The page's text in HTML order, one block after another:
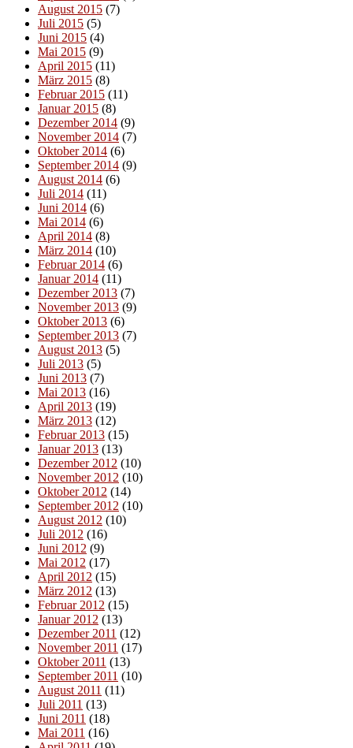
August 2015 (7)
Juli 2015 (5)
Juni 2015 (4)
Mai 2015 (9)
April 2015 (11)
März 2015 (8)
Februar 2015 (11)
Januar 2015 (8)
Dezember 2014 (9)
November 2014 (7)
Oktober 2014 (6)
September 2014 (9)
August 2014 (6)
Juli 2014 (11)
Juni 2014 (6)
Mai 2014 (6)
April 2014 (8)
März 2014 (10)
Februar 2014 (6)
Januar 2014 (11)
Dezember 2013 (7)
November 2013 (9)
Oktober 2013 (6)
September 2013 (7)
August 2013 (5)
Juli 2013 (5)
Juni 2013 (7)
Mai 2013 (16)
April 2013 (19)
März 2013 (12)
Februar 2013 (15)
Januar 2013 (13)
Dezember 2012 (10)
November 2012 (10)
Oktober 2012 (14)
September 2012 (10)
August 2012 (10)
Juli 2012 (16)
Juni 2012 (9)
Mai 2012 (17)
April 2012 (15)
März 2012 (13)
Februar 2012 (15)
Januar 2012 (13)
Dezember 2011 (12)
November 2011 (17)
Oktober 2011 (13)
September 2011 (10)
August 2011 (11)
Juli 2011 (13)
Juni 2011 (18)
Mai 2011 (16)